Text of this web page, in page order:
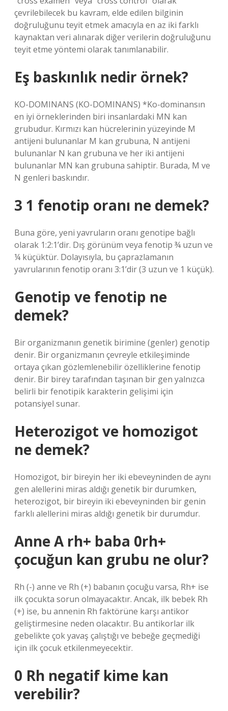
çevrilebilecek bu kavram, elde edilen bilginin
doğruluğunu teyit etmek amacıyla en az iki farklı
kaynaktan veri alınarak diğer verilerin doğruluğunu
teyit etme yöntemi olarak tanımlanabilir.
Eş baskınlık nedir örnek?
KO-DOMINANS (KO-DOMINANS) *Ko-dominansın
en iyi örneklerinden biri insanlardaki MN kan
grubudur. Kırmızı kan hücrelerinin yüzeyinde M
antijeni bulunanlar M kan grubuna, N antijeni
bulunanlar N kan grubuna ve her iki antijeni
bulunanlar MN kan grubuna sahiptir. Burada, M ve
N genleri baskındır.
3 1 fenotip oranı ne demek?
Buna göre, yeni yavruların oranı genotipe bağlı
olarak 1:2:1’dir. Dış görünüm veya fenotip ¾ uzun ve
¼ küçüktür. Dolayısıyla, bu çaprazlamanın
yavrularının fenotip oranı 3:1’dir (3 uzun ve 1 küçük).
Genotip ve fenotip ne
demek?
Bir organizmanın genetik birimine (genler) genotip
denir. Bir organizmanın çevreyle etkileşiminde
ortaya çıkan gözlemlenebilir özelliklerine fenotip
denir. Bir birey tarafından taşınan bir gen yalnızca
belirli bir fenotipik karakterin gelişimi için
potansiyel sunar.
Heterozigot ve homozigot
ne demek?
Homozigot, bir bireyin her iki ebeveyninden de aynı
gen alellerini miras aldığı genetik bir durumken,
heterozigot, bir bireyin iki ebeveyninden bir genin
farklı alellerini miras aldığı genetik bir durumdur.
Anne A rh+ baba 0rh+
çocuğun kan grubu ne olur?
Rh (-) anne ve Rh (+) babanın çocuğu varsa, Rh+ ise
ilk çocukta sorun olmayacaktır. Ancak, ilk bebek Rh
(+) ise, bu annenin Rh faktörüne karşı antikor
geliştirmesine neden olacaktır. Bu antikorlar ilk
gebelikte çok yavaş çalıştığı ve bebeğe geçmediği
için ilk çocuk etkilenmeyecektir.
0 Rh negatif kime kan
verebilir?